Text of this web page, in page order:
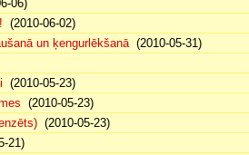
06)
(2010-06-02)
un ķengurlēkšanā(2010-05-31)
(2010-05-23)
(2010-05-23)
(2010-05-23)
21)